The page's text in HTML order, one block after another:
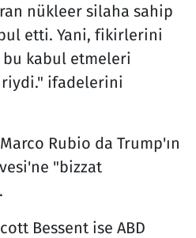
nükleer silaha sahip
etti. Yani, fikirlerini
kabul etmeleri
ifadelerini
Rubio da Trump'ın
"bizzat
Bessent ise ABD